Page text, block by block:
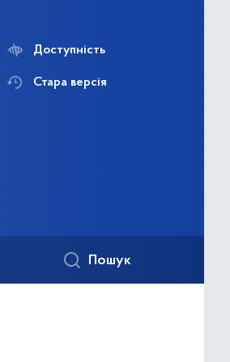
Доступність
Стара версія
Пошук